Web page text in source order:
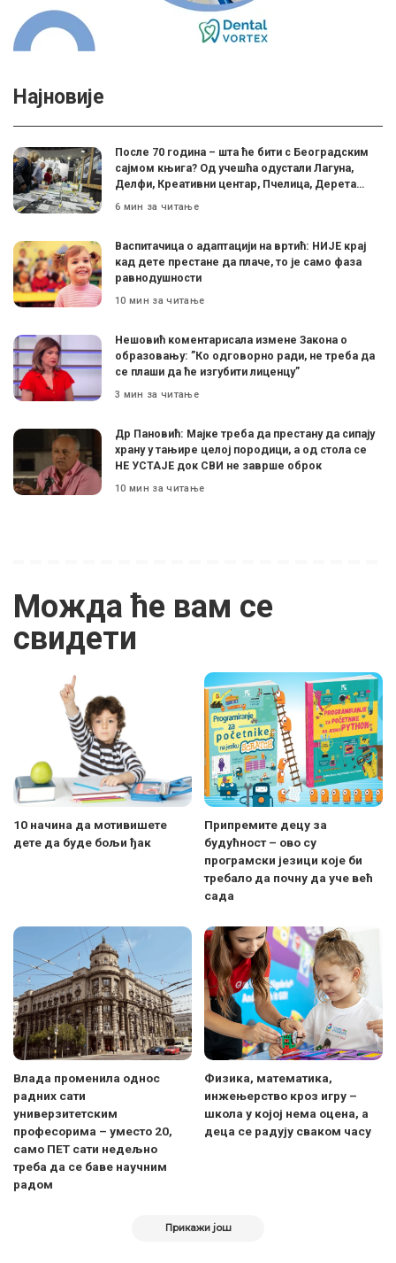
Најновије
После 70 година – шта ће бити с Београдским
сајмом књига? Од учешћа одустали Лагуна,
Делфи, Креативни центар, Пчелица, Дерета…
6 мин за читање
Васпитачица о адаптацији на вртић: НИЈЕ крај
кад дете престане да плаче, то је само фаза
равнодушности
10 мин за читање
Нешовић коментарисала измене Закона о
образовању: ”Ко одговорно ради, не треба да
се плаши да ће изгубити лиценцу”
3 мин за читање
Др Пановић: Мајке треба да престану да сипају
храну у тањире целој породици, а од стола се
НЕ УСТАЈЕ док СВИ не заврше оброк
10 мин за читање
Можда ће вам се
свидети
10 начина да мотивишете
дете да буде бољи ђак
Припремите децу за
будућност – ово су
програмски језици које би
требало да почну да уче већ
сада
Влада променила однос
радних сати
универзитетским
професорима – уместо 20,
само ПЕТ сати недељно
треба да се баве научним
радом
Физика, математика,
инжењерство кроз игру –
школа у којој нема оцена, а
деца се радују сваком часу
Прикажи још